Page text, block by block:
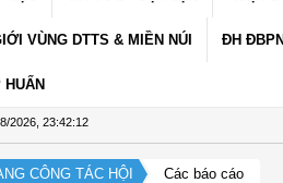
VÙNG DTTS & MIỀN NÚI ĐH
2026 23:42:12
CÔNG TÁC HỘI Các báo cáo